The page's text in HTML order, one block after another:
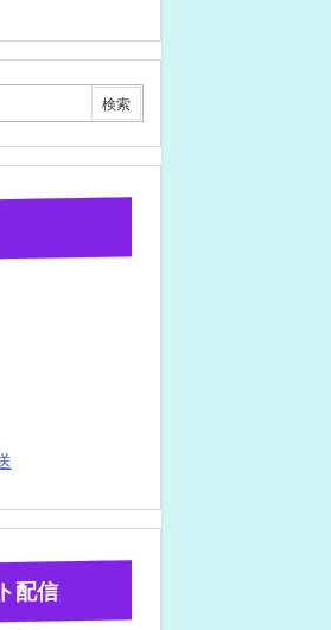
配信